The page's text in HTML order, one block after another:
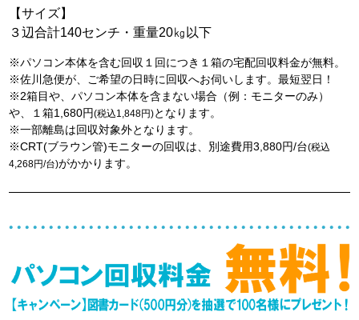
【サイズ】
３辺合計140センチ・重量20㎏以下
※パソコン本体を含む回収１回につき１箱の宅配回収料金が無料。
※佐川急便が、ご希望の日時に回収へお伺いします。最短翌日！
※2箱目や、パソコン本体を含まない場合（例：モニターのみ）
や、１箱1,680円(税込1,848円)となります。
※一部離島は回収対象外となります。
※CRT(ブラウン管)モニターの回収は、別途費用3,880円/台(税込
4,268円/台)がかかります。